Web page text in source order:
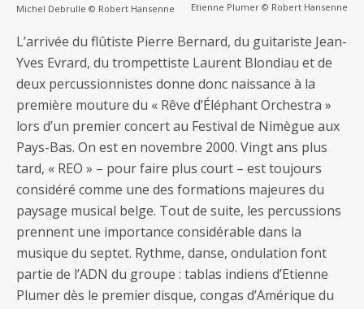
Michel Debrulle © Robert Hansenne Etienne Plumer © Robert Hansenne
L’arrivée du flûtiste Pierre Bernard, du guitariste Jean-
Yves Evrard, du trompettiste Laurent Blondiau et de
deux percussionnistes donne donc naissance à la
première mouture du « Rêve d’Éléphant Orchestra »
lors d’un premier concert au Festival de Nimègue aux
Pays-Bas. On est en novembre 2000. Vingt ans plus
tard, « REO » – pour faire plus court – est toujours
considéré comme une des formations majeures du
paysage musical belge. Tout de suite, les percussions
prennent une importance considérable dans la
musique du septet. Rythme, danse, ondulation font
partie de l’ADN du groupe : tablas indiens d’Etienne
Plumer dès le premier disque, congas d’Amérique du